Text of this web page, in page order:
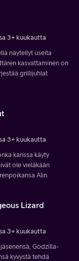
3+ kuukautta
näytellyt useita
kasvattaminen on
grillijuhlat
3+ kuukautta
kanssa käyty
ole vieläkään
Alin.
Lizard
3+ kuukautta
Godzilla-
kyvystä tehdä